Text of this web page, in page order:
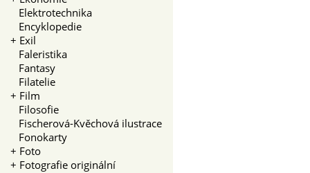
Elektrotechnika
Encyklopedie
+ Exil
Faleristika
Fantasy
Filatelie
+ Film
Filosofie
Fischerová-Kvěchová ilustrace
Fonokarty
+ Foto
+ Fotografie originální